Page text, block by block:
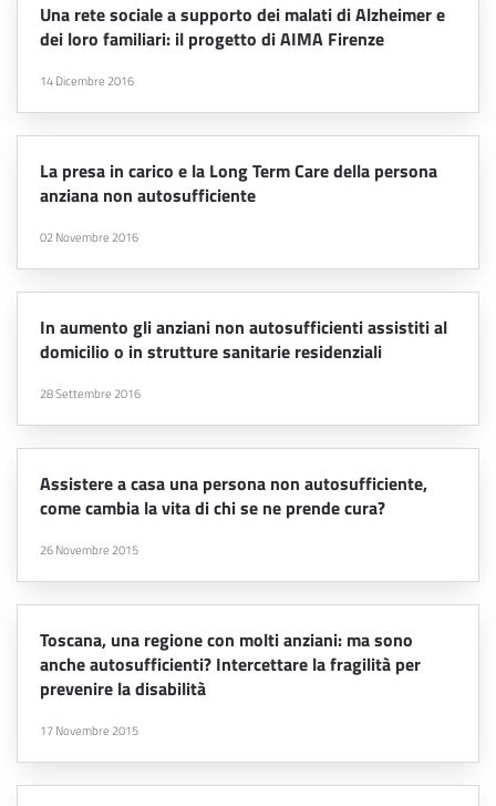
Una rete sociale a supporto dei malati di Alzheimer e
dei loro familiari: il progetto di AIMA Firenze
14 Dicembre 2016
La presa in carico e la Long Term Care della persona
anziana non autosufficiente
02 Novembre 2016
In aumento gli anziani non autosufficienti assistiti al
domicilio o in strutture sanitarie residenziali
28 Settembre 2016
Assistere a casa una persona non autosufficiente,
come cambia la vita di chi se ne prende cura?
26 Novembre 2015
Toscana, una regione con molti anziani: ma sono
anche autosufficienti? Intercettare la fragilità per
prevenire la disabilità
17 Novembre 2015